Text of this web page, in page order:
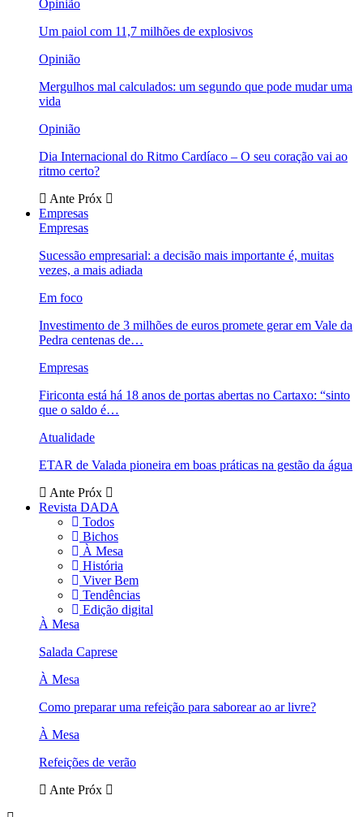
Opinião
Um paiol com 11,7 milhões de explosivos
Opinião
Mergulhos mal calculados: um segundo que pode mudar uma
vida
Opinião
Dia Internacional do Ritmo Cardíaco – O seu coração vai ao
ritmo certo?
Ante Próx
Empresas
Empresas
Sucessão empresarial: a decisão mais importante é, muitas
vezes, a mais adiada
Em foco
Investimento de 3 milhões de euros promete gerar em Vale da
Pedra centenas de…
Empresas
Firiconta está há 18 anos de portas abertas no Cartaxo: “sinto
que o saldo é…
Atualidade
ETAR de Valada pioneira em boas práticas na gestão da água
Ante Próx
Revista DADA
Todos
Bichos
À Mesa
História
Viver Bem
Tendências
Edição digital
À Mesa
Salada Caprese
À Mesa
Como preparar uma refeição para saborear ao ar livre?
À Mesa
Refeições de verão
Ante Próx